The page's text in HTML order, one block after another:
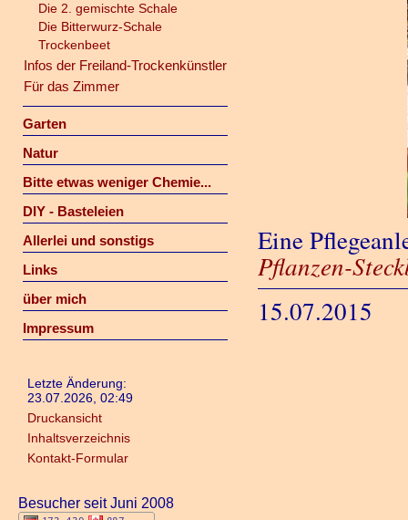
Die 2. gemischte Schale
Die Bitterwurz-Schale
Trockenbeet
Infos der Freiland-Trockenkünstler
Für das Zimmer
Garten
Natur
Bitte etwas weniger Chemie...
DIY - Basteleien
Allerlei und sonstigs
Links
über mich
Impressum
Letzte Änderung:
23.07.2026, 02:49
Druckansicht
Inhaltsverzeichnis
Kontakt-Formular
Besucher seit Juni 2008
Eine
Pflanzen-
15.07.2015